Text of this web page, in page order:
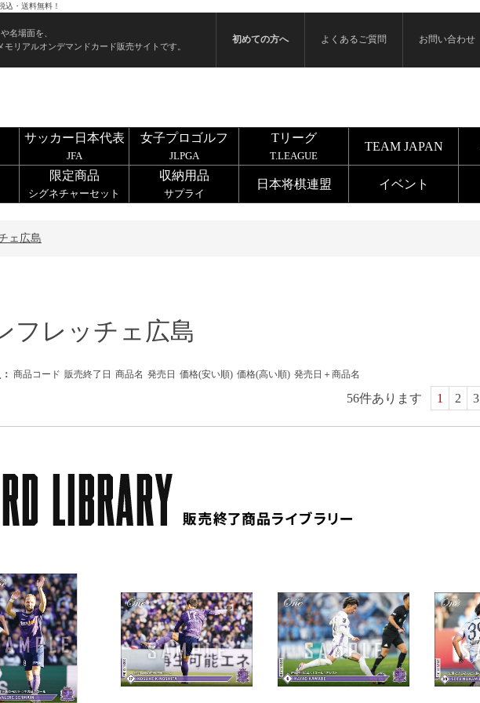
込・送料無料！
名場面を、
リアルオンデマンドカード販売サイトです。
初めての方へ よくあるご質問 お問い合わせ
サッカー日本代表
JFA
女子プロゴルフ
JLPGA
Tリーグ
T.LEAGUE
TEAM JAPAN
限定商品
シグネチャーセット
収納用品
サプライ
日本将棋連盟 イベント
ェ広島
フレッチェ広島
商品コード 販売終了日 商品名 発売日 価格(安い順) 価格(高い順) 発売日＋商品名
56件あります 1 2 3